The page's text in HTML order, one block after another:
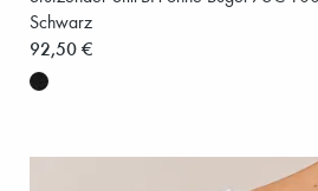
Schwarz
92,50 €